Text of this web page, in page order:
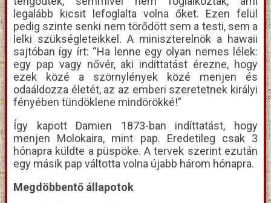
legalább kicsit lefoglalta volna őket. Ezen felül
pedig szinte senki nem törődött sem a testi, sem a
lelki szükségleteikkel. A miniszterelnök a hawaii
sajtóban így írt: “Ha lenne egy olyan nemes lélek:
egy pap vagy nővér, aki indíttatást érezne, hogy
ezek közé a szörnylények közé menjen és
odaáldozza életét, az az emberi szeretetnek királyi
fényében tündöklene mindörökké!”
Így kapott Damien 1873-ban indíttatást, hogy
menjen Molokaira, mint pap. Eredetileg csak 3
hónapra küldte a püspöke. A tervek szerint ezután
egy másik pap váltotta volna újabb három hónapra.
Megdöbbentő állapotok